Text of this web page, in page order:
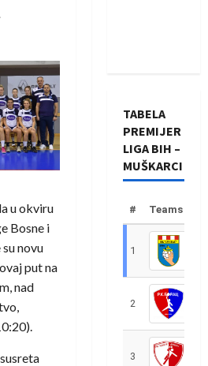
u okviru
Bosne i
novu
put na
nad
TABELA
PREMIJER
LIGA BIH –
MUŠKARCI
# Teams
1
2
3